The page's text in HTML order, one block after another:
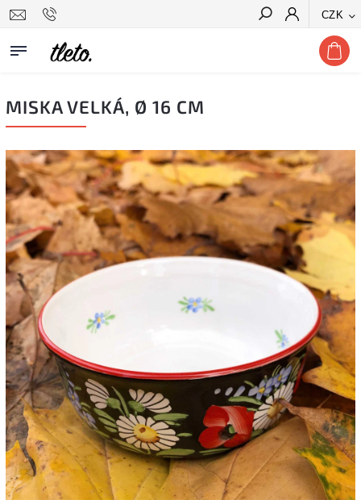
CZK
Hledat
MISKA VELKÁ, Ø 16 CM